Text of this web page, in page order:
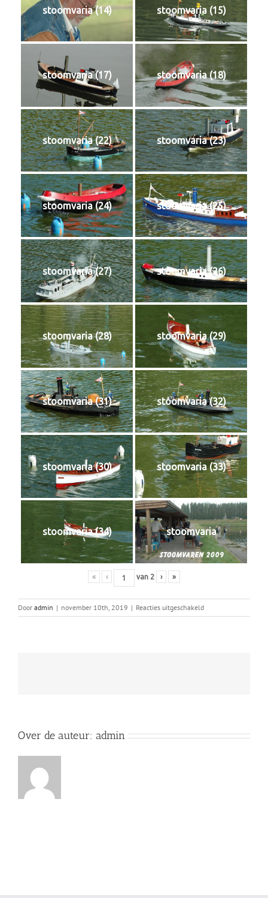
stoomvaria (14) stoomvaria (15)
stoomvaria (17) stoomvaria (18)
stoomvaria (22) stoomvaria (23)
stoomvaria (24) stoomvaria (25)
stoomvaria (27) stoomvaria (26)
stoomvaria (28) stoomvaria (29)
stoomvaria (31) stoomvaria (32)
stoomvaria (30) stoomvaria (33)
stoomvaria (34) stoomvaria
« ‹ van 2 › »
Door admin | november 10th, 2019 | Reacties uitgeschakeldvoor
Stoomvaren
Over de auteur: admin